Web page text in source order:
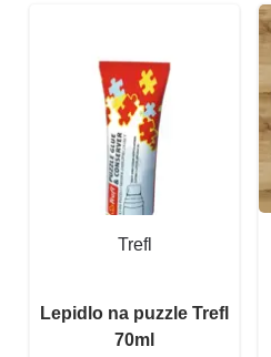
Trefl
Lepidlo na puzzle Trefl
70ml